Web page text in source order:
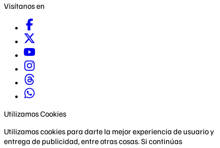
Visítanos en
Utilizamos Cookies
Utilizamos cookies para darte la mejor experiencia de usuario y
entrega de publicidad, entre otras cosas. Si continúas